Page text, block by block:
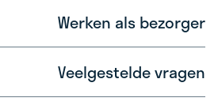
Werken als bezorger
Veelgestelde vragen